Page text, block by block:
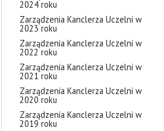
2024 roku
Zarządzenia Kanclerza Uczelni w
2023 roku
Zarządzenia Kanclerza Uczelni w
2022 roku
Zarządzenia Kanclerza Uczelni w
2021 roku
Zarządzenia Kanclerza Uczelni w
2020 roku
Zarządzenia Kanclerza Uczelni w
2019 roku